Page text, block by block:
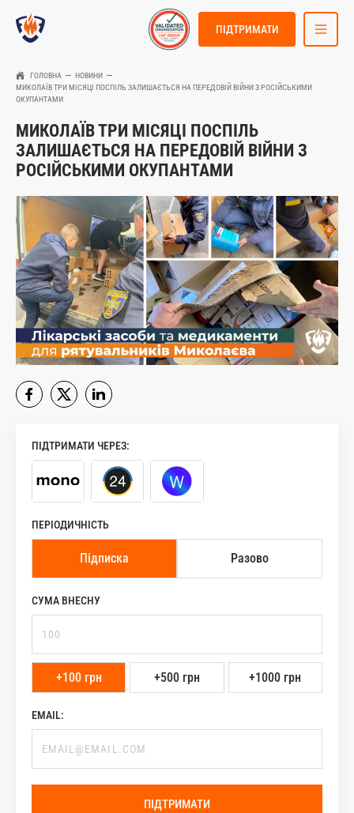
ПІДТРИМАТИ
ГОЛОВНА
НОВИНИ
МИКОЛАЇВ ТРИ МІСЯЦІ ПОСПІЛЬ ЗАЛИШАЄТЬСЯ НА ПЕРЕДОВІЙ ВІЙНИ З РОСІЙСЬКИМИ
ОКУПАНТАМИ
МИКОЛАЇВ ТРИ МІСЯЦІ ПОСПІЛЬ
ЗАЛИШАЄТЬСЯ НА ПЕРЕДОВІЙ ВІЙНИ З
РОСІЙСЬКИМИ ОКУПАНТАМИ
ПІДТРИМАТИ ЧЕРЕЗ:
ПЕРІОДИЧНІСТЬ
Підписка Разово
СУМА ВНЕСНУ
+100 грн +500 грн +1000 грн
EMAIL:
ПІДТРИМАТИ